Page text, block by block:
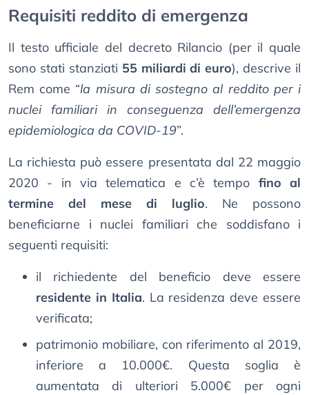
Requisiti reddito di emergenza
Il testo ufficiale del decreto Rilancio (per il quale
sono stati stanziati 55 miliardi di euro), descrive il
Rem come “la misura di sostegno al reddito per i
nuclei familiari in conseguenza dell’emergenza
epidemiologica da COVID-19”.
La richiesta può essere presentata dal 22 maggio
2020 - in via telematica e c’è tempo fino al
termine del mese di luglio. Ne possono
beneficiarne i nuclei familiari che soddisfano i
seguenti requisiti:
il richiedente del beneficio deve essere
residente in Italia. La residenza deve essere
verificata;
patrimonio mobiliare, con riferimento al 2019,
inferiore a 10.000€. Questa soglia è
aumentata di ulteriori 5.000€ per ogni